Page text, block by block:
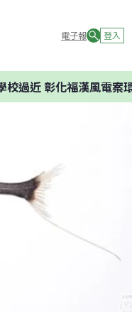
電子報 登入
彰化福漢風電案環委建